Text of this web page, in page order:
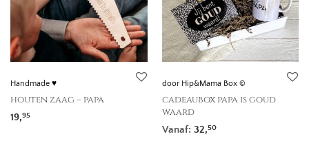
Handmade ♥
houten zaag – papa
19,95
door Hip&Mama Box ©
cadeaubox papa is goud
waard
Vanaf: 32,50